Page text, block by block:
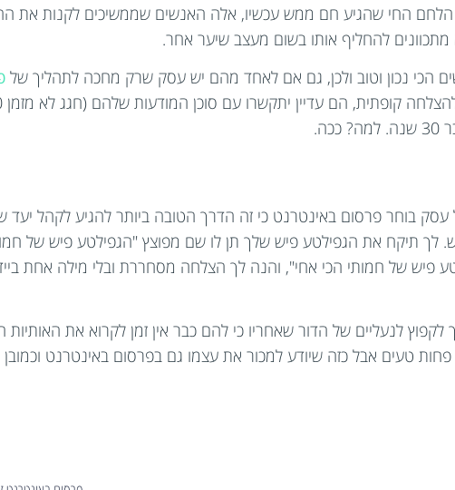
החי שהגיע חם ממש עכשיו, אלה האנשים שממשיכים לקנות את
הכי נכון וטוב ולכן, גם אם לאחד מהם יש עסק שרק מחכה לתהליך של
בוחר פרסום באינטרנט כי זה הדרך הטובה ביותר להגיע לקהל יעד
לך תיקח את הגפילטע פיש שלך תן לו שם מפוצץ "הגפילטע פיש של
פיש של חמותי הכי אחי", והנה לך הצלחה מסחררת ובלי מילה אחת
לנעליים של הדור שאחריו כי להם כבר אין זמן לקרוא את האותיות
טעים אבל כזה שיודע למכור את עצמו גם בפרסום באינטרנט וכמובן